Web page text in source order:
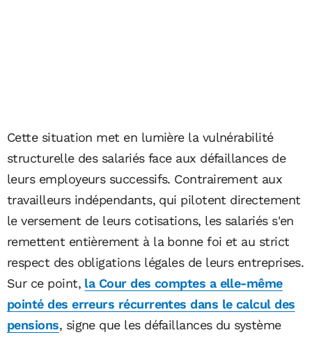
Cette situation met en lumière la vulnérabilité
structurelle des salariés face aux défaillances de
leurs employeurs successifs. Contrairement aux
travailleurs indépendants, qui pilotent directement
le versement de leurs cotisations, les salariés s'en
remettent entièrement à la bonne foi et au strict
respect des obligations légales de leurs entreprises.
Sur ce point, la Cour des comptes a elle-même
pointé des erreurs récurrentes dans le calcul des
pensions, signe que les défaillances du système